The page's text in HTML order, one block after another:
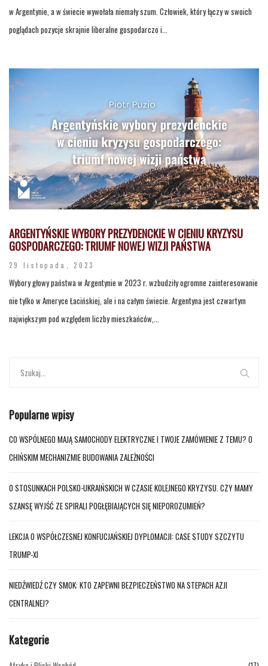
w Argentynie, a w świecie wywołała niemały szum. Człowiek, który łączy w swoich
poglądach pozycje skrajnie liberalne gospodarczo i...
ARGENTYŃSKIE WYBORY PREZYDENCKIE W CIENIU KRYZYSU
GOSPODARCZEGO: TRIUMF NOWEJ WIZJI PAŃSTWA
29 listopada, 2023
Wybory głowy państwa w Argentynie w 2023 r. wzbudziły ogromne zainteresowanie
nie tylko w Ameryce Łacińskiej, ale i na całym świecie. Argentyna jest czwartym
największym pod względem liczby mieszkańców,...
Popularne wpisy
CO WSPÓLNEGO MAJĄ SAMOCHODY ELEKTRYCZNE I TWOJE ZAMÓWIENIE Z TEMU? O
CHIŃSKIM MECHANIZMIE BUDOWANIA ZALEŻNOŚCI
O STOSUNKACH POLSKO-UKRAIŃSKICH W CZASIE KOLEJNEGO KRYZYSU. CZY MAMY
SZANSĘ WYJŚĆ ZE SPIRALI POGŁĘBIAJĄCYCH SIĘ NIEPOROZUMIEŃ?
LEKCJA O WSPÓŁCZESNEJ KONFUCJAŃSKIEJ DYPLOMACJI: CASE STUDY SZCZYTU
TRUMP-XI
NIEDŹWIEDŹ CZY SMOK: KTO ZAPEWNI BEZPIECZEŃSTWO NA STEPACH AZJI
CENTRALNEJ?
Kategorie